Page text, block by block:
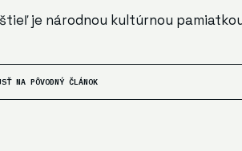
je národnou kultúrnou
NA PÔVODNÝ ČLÁNOK